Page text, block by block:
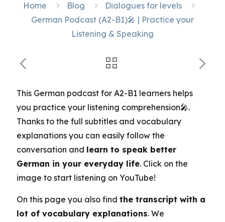
Home Blog
Dialogues for levels
German Podcast (A2-B1)🎤 | Practice your
Listening & Speaking
This German podcast for A2-B1 learners helps
you practice your listening comprehension🎤.
Thanks to the full subtitles and vocabulary
explanations you can easily follow the
conversation and learn to speak better
German in your everyday life. Click on the
image to start listening on YouTube!
On this page you also find the transcript with a
lot of vocabulary explanations. We